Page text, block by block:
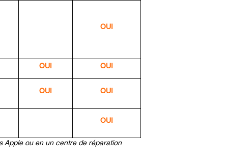
OUI
OUI
OUI
OUI OUI
OUI
Apple ou en un centre de réparation